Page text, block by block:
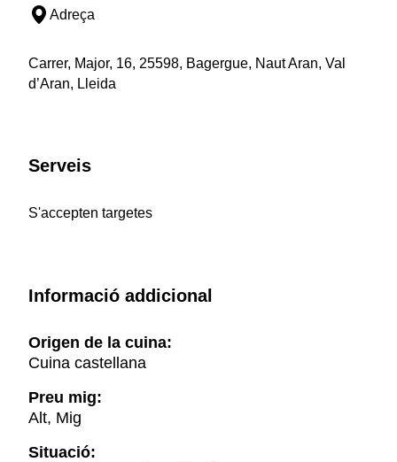
Adreça
Carrer, Major, 16, 25598, Bagergue, Naut Aran, Val
d’Aran, Lleida
Serveis
S'accepten targetes
Informació addicional
Origen de la cuina:
Cuina castellana
Preu mig:
Alt, Mig
Situació: